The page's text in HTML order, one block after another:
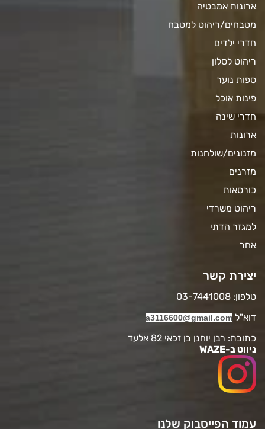
ארונות אמבטיה
מטבחים/ריהוט למטבח
חדרי ילדים
ריהוט לסלון
ספות נוער
פינות אוכל
חדרי שינה
ארונות
מזנונים/שולחנות
מזרנים
כורסאות
ריהוט משרדי
למגזר הדתי
אחר
יצירת קשר
טלפון: 03-7441008
דוא"ל a3116600@gmail.com
כתובת: רבן יוחנן בן זכאי 82 אלעד
ניווט ב-WAZE
עמוד הפייסבוק שלנו